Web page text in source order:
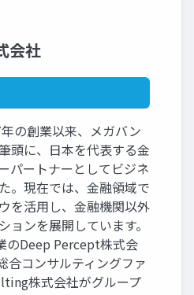
会社
の創業以来、メガバン
頭に、日本を代表する金
パートナーとしてビジネ
。現在では、金融領域で
を活用し、金融機関以外
ョンを展開しています。
のDeep Percept株式会
合コンサルティングファ
株式会社がグループ